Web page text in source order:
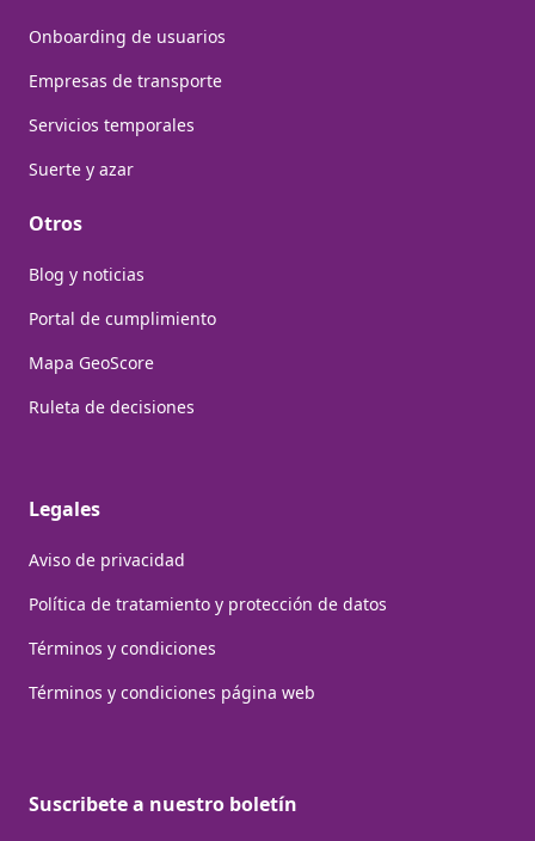
Onboarding de usuarios
Empresas de transporte
Servicios temporales
Suerte y azar
Otros
Blog y noticias
Portal de cumplimiento
Mapa GeoScore
Ruleta de decisiones
Legales
Aviso de privacidad
Política de tratamiento y protección de datos
Términos y condiciones
Términos y condiciones página web
Suscribete a nuestro boletín